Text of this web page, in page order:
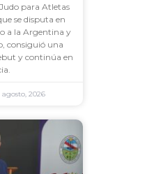
para Atletas
se disputa en
a la Argentina y
consiguió una
y continúa en
agosto, 2026